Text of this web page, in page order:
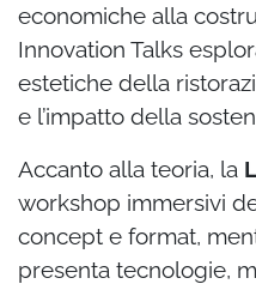
economiche alla
Innovation Talks
estetiche della
e l’impatto della
Accanto alla teoria, la
workshop immersivi
concept e format,
presenta tecnologie,